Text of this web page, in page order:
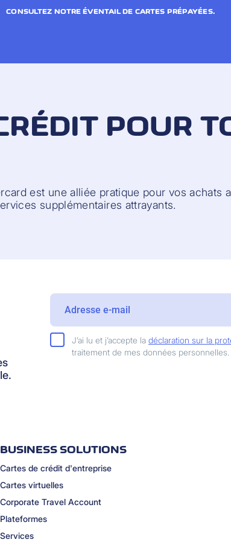
CONSULTEZ NOTRE ÉVENTAIL DE CARTES PRÉPAYÉES.
POUR
est une alliée pratique pour vos achats
supplémentaires attrayants.
J’ai lu et j’accepte la déclaration sur la
traitement de mes données personnelles.
BUSINESS SOLUTIONS
Cartes de crédit d'entreprise
Cartes virtuelles
Corporate Travel Account
Plateformes
Services